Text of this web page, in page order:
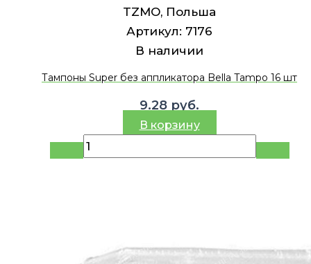
TZMO, Польша
Артикул: 7176
В наличии
Тампоны Super без аппликатора Bella Tampo 16 шт
9.28 руб.
В корзину